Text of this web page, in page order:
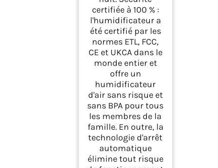
certifiée à 100 % :
l'humidificateur a
été certifié par les
normes ETL, FCC,
CE et UKCA dans le
monde entier et
offre un
humidificateur
d'air sans risque et
sans BPA pour tous
les membres de la
famille. En outre, la
technologie d'arrêt
automatique
élimine tout risque